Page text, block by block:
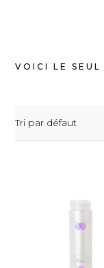
VOICI LE SEUL
Tri par défaut